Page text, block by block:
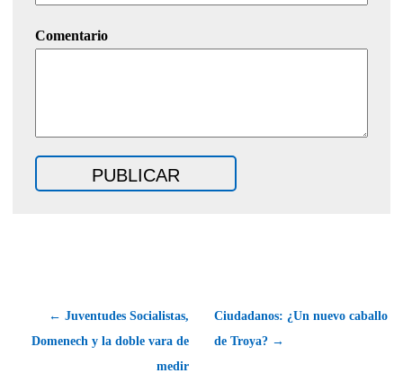
Comentario
← Juventudes Socialistas,
Domenech y la doble vara de
medir
Ciudadanos: ¿Un nuevo caballo
de Troya? →